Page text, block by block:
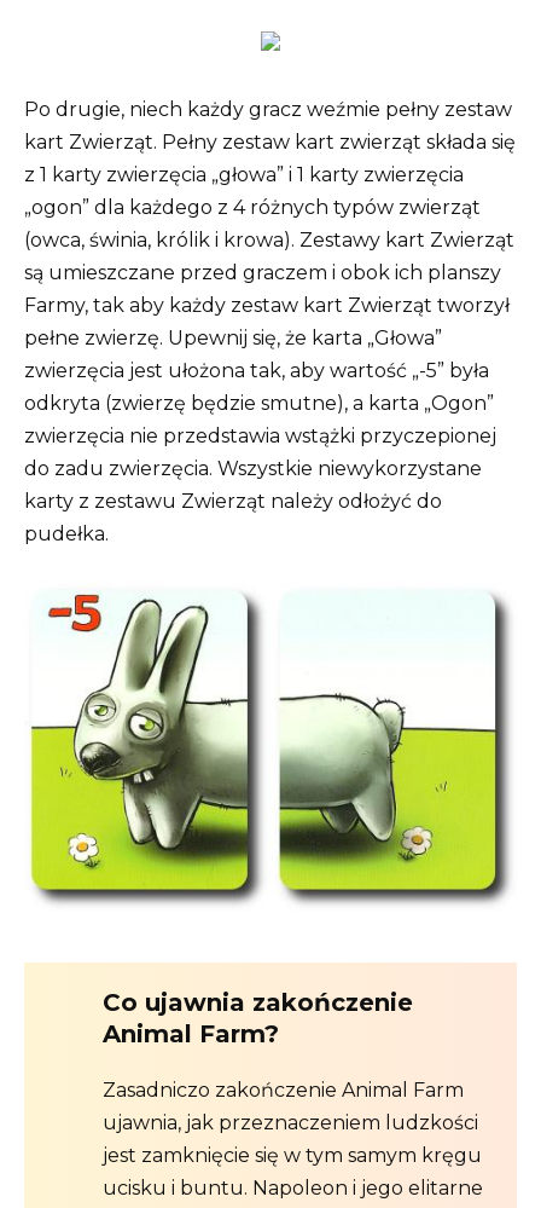
Po drugie, niech każdy gracz weźmie pełny zestaw
kart Zwierząt. Pełny zestaw kart zwierząt składa się
z 1 karty zwierzęcia „głowa” i 1 karty zwierzęcia
„ogon” dla każdego z 4 różnych typów zwierząt
(owca, świnia, królik i krowa). Zestawy kart Zwierząt
są umieszczane przed graczem i obok ich planszy
Farmy, tak aby każdy zestaw kart Zwierząt tworzył
pełne zwierzę. Upewnij się, że karta „Głowa”
zwierzęcia jest ułożona tak, aby wartość „-5” była
odkryta (zwierzę będzie smutne), a karta „Ogon”
zwierzęcia nie przedstawia wstążki przyczepionej
do zadu zwierzęcia. Wszystkie niewykorzystane
karty z zestawu Zwierząt należy odłożyć do
pudełka.
Co ujawnia zakończenie
Animal Farm?
Zasadniczo zakończenie Animal Farm
ujawnia, jak przeznaczeniem ludzkości
jest zamknięcie się w tym samym kręgu
ucisku i buntu. Napoleon i jego elitarne